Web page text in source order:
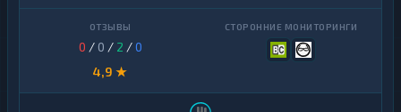
0 / 0 / 2 /0
4,9 ★